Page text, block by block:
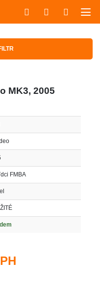
MK3, 2005
FMBA